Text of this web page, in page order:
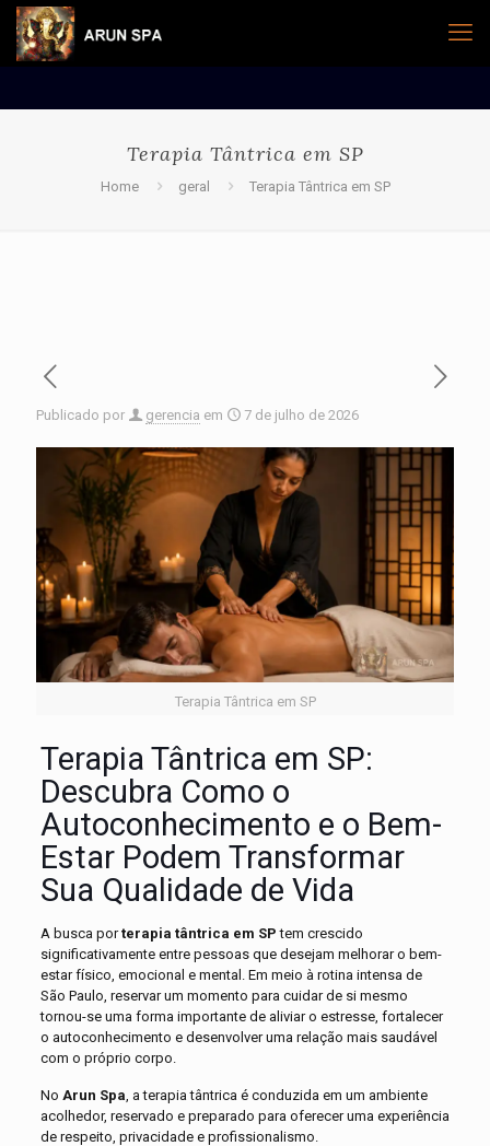
Terapia Tântrica em SP
Home geral Terapia Tântrica em SP
Publicado por gerencia em 7 de julho de 2026
Terapia Tântrica em SP
Terapia Tântrica em SP:
Descubra Como o
Autoconhecimento e o Bem-
Estar Podem Transformar
Sua Qualidade de Vida
A busca porterapia tântrica em SP tem crescido
significativamente entre pessoas que desejam melhorar o bem-
estar físico, emocional e mental. Em meio à rotina intensa de
São Paulo, reservar um momento para cuidar de si mesmo
tornou-se uma forma importante de aliviar o estresse, fortalecer
o autoconhecimento e desenvolver uma relação mais saudável
com o próprio corpo.
No Arun Spa , a terapia tântrica é conduzida em um ambiente
acolhedor, reservado e preparado para oferecer uma experiência
de respeito, privacidade e profissionalismo.